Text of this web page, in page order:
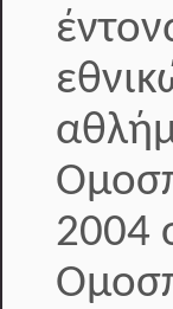
2004